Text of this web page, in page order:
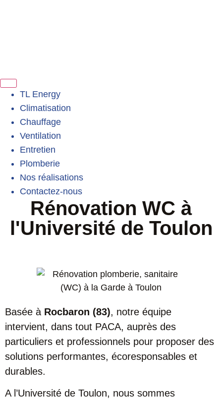
TL Energy
Climatisation
Chauffage
Ventilation
Entretien
Plomberie
Nos réalisations
Contactez-nous
Rénovation WC à
l'Université de Toulon
Basée à Rocbaron (83), notre équipe
intervient, dans tout PACA, auprès des
particuliers et professionnels pour proposer des
solutions performantes, écoresponsables et
durables.
A l’Université de Toulon, nous sommes